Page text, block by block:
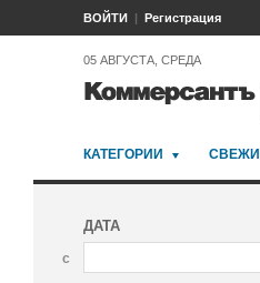
ВОЙТИ Регистрация
05 АВГУСТА, СРЕДА
КАТЕГОРИИ
ДАТА
с